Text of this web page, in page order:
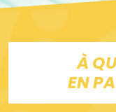
À
EN